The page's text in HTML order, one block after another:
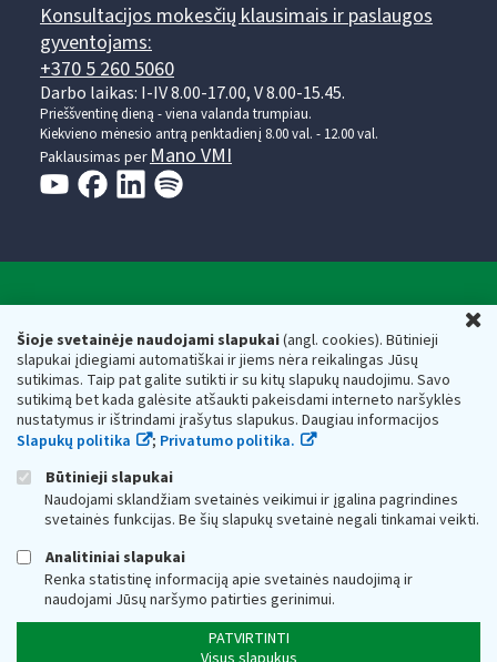
Šioje svetainėje naudojami slapukai(angl. cookies). Būtinieji
slapukai įdiegiami automatiškai ir jiems nėra reikalingas Jūsų
sutikimas. Taip pat galite sutikti ir su kitų slapukų naudojimu. Savo
sutikimą bet kada galėsite atšaukti pakeisdami interneto naršyklės
nustatymus ir ištrindami įrašytus slapukus. Daugiau informacijos
Slapukų politika
; Privatumo politika.
Būtinieji slapukai
Naudojami sklandžiam svetainės veikimui ir įgalina pagrindines
svetainės funkcijas. Be šių slapukų svetainė negali tinkamai veikti.
Analitiniai slapukai
Renka statistinę informaciją apie svetainės naudojimą ir
naudojami Jūsų naršymo patirties gerinimui.
PATVIRTINTI
Konsultacijos mokesčių klausimais ir paslaugos
gyventojams:
+370 5 260 5060
Darbo laikas: I-IV 8.00-17.00, V 8.00-15.45.
Prieššventinę dieną - viena valanda trumpiau.
Kiekvieno mėnesio antrą penktadienį 8.00 val. - 12.00 val.
Paklausimas per Mano VMI
Respublikos finansų ministerijos
Biudžetinė įstaiga. Juridinio asmens kodas — 188659752,
adresas: Vasario 16-osios g. 14, 01107 Vilnius, Lietuva, el.paštas:
vmi@vmi.lt, E. pristatymo dėžutės adresas 188659752
Duomenys apie Valstybinę mokesčių inspekciją prie Lietuvos
Respublikos finansų ministerijos kaupiami ir saugomi Juridinių